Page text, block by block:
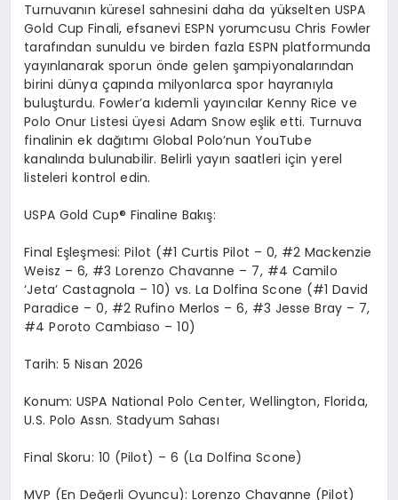
Turnuvanın küresel sahnesini daha da yükselten USPA
Gold Cup Finali, efsanevi ESPN yorumcusu Chris Fowler
tarafından sunuldu ve birden fazla ESPN platformunda
yayınlanarak sporun önde gelen şampiyonalarından
birini dünya çapında milyonlarca spor hayranıyla
buluşturdu. Fowler’a kıdemli yayıncılarKennyRice ve
Polo Onur Listesi üyesi AdamSnoweşlik etti. Turnuva
finalinin ek dağıtımı Global Polo’nun YouTube
kanalında bulunabilir. Belirli yayın saatleri için yerel
listeleri kontrol edin.
USPA Gold Cup® Finaline Bakış:
Final Eşleşmesi: Pilot (#1 Curtis Pilot – 0, #2 Mackenzie
Weisz – 6, #3 LorenzoChavanne – 7, #4 Camilo
‘Jeta’ Castagnola – 10) vs. La Dolfina Scone (#1 David
Paradice – 0, #2 Rufino Merlos – 6, #3 Jesse Bray – 7,
#4 Poroto Cambiaso – 10)
Tarih: 5 Nisan 2026
Konum: USPA National Polo Center, Wellington, Florida,
U.S. Polo Assn. Stadyum Sahası
Final Skoru: 10 (Pilot) – 6 (La Dolfina Scone)
MVP (En Değerli Oyuncu): Lorenzo Chavanne (Pilot)